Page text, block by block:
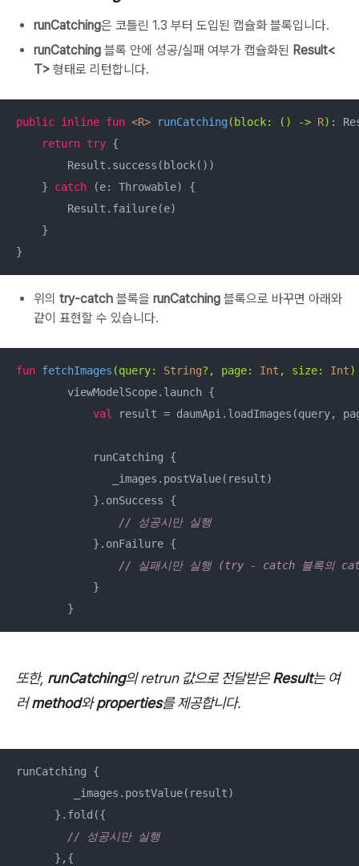
runCatching은 코틀린 1.3 부터 도입된 캡슐화 블록입니다.
runCatching 블록 안에 성공/실패 여부가 캡슐화된 Result<
T> 형태로 리턴합니다.
public inline fun <R> runCatching (block: () -> R) :
return try {
        Result.success(block())
    }
catch (e: Throwable) {
        Result.failure(e)
    }
}
위의 try-catch 블록을 runCatching 블록으로 바꾸면 아래와
같이 표현할 수 있습니다.
fun fetchImages (query: String?, page: Int , size: Int)
        viewModelScope.launch {
val
result = daumApi.loadImages(query,
            runCatching {
               _images.postValue(result)
            }.onSuccess {
// 성공시만 실행
            }.onFailure {
// 실패시만 실행 (try - catch 블록의
            }
        }
또한, runCatching의 retrun 값으로 전달받은Result는 여
러method와properties를 제공합니다.
runCatching {
         _images.postValue(result)
      }.fold({
// 성공시만 실행
      },{